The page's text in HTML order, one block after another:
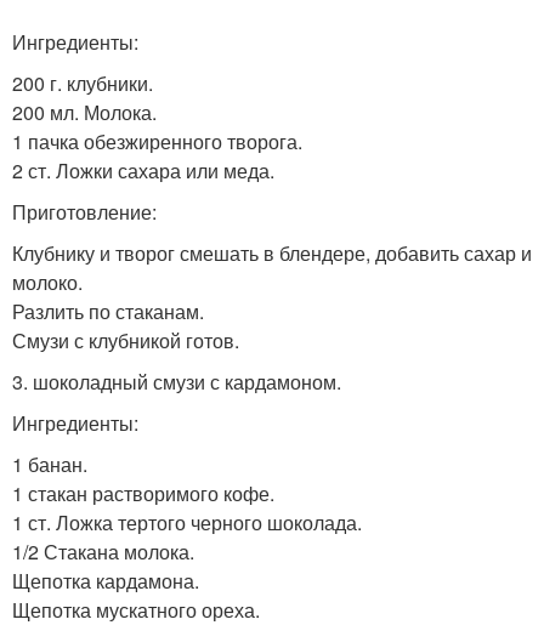
Ингредиенты:
200 г. клубники.
200 мл. Молока.
1 пачка обезжиренного творога.
2 ст. Ложки сахара или меда.
Приготовление:
Клубнику и творог смешать в блендере, добавить сахар и
молоко.
Разлить по стаканам.
Смузи с клубникой готов.
3. шоколадный смузи с кардамоном.
Ингредиенты:
1 банан.
1 стакан растворимого кофе.
1 ст. Ложка тертого черного шоколада.
1/2 Стакана молока.
Щепотка кардамона.
Щепотка мускатного ореха.